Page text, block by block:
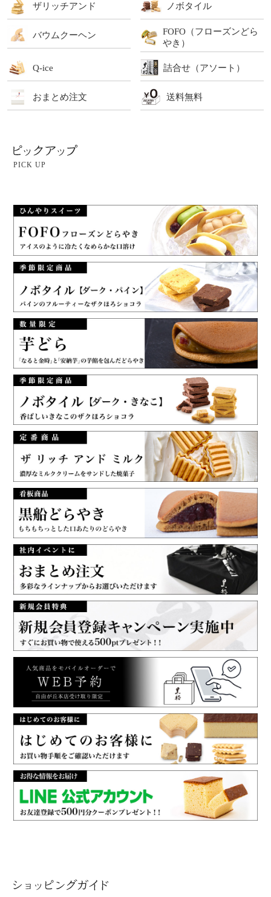
ザリッチアンド ノボタイル
バウムクーヘン
FOFO（フローズンどら
やき）
Q-ice 詰合せ（アソート）
おまとめ注文 送料無料
PICK UP